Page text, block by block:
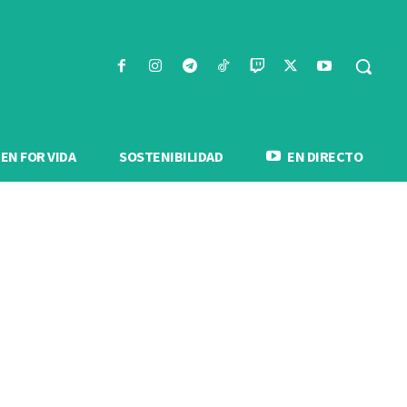
FOR VIDA SOSTENIBILIDAD EN DIRECTO